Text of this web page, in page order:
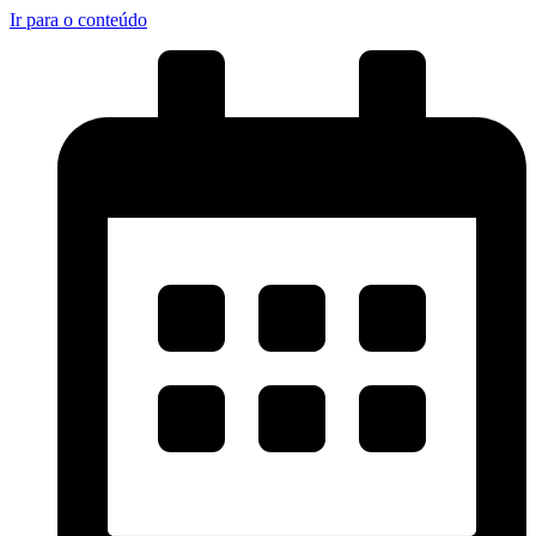
Ir para o conteúdo